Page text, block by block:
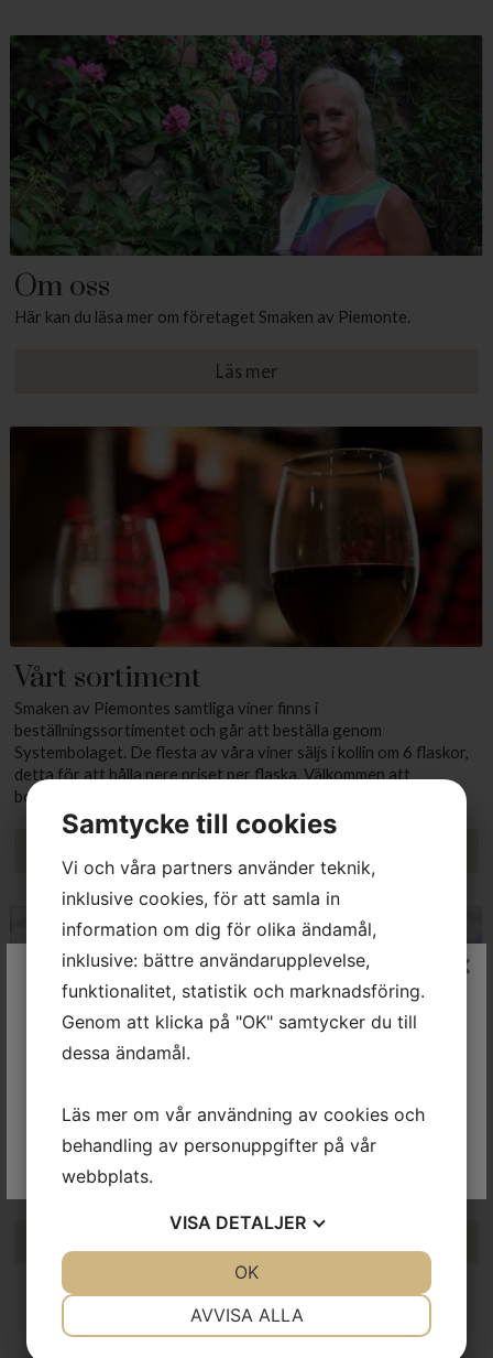
Välkommen till Smaken av
Piemonte
För att besöka denna sidan måste du vara över 25 år. Du
kan bekräfta din ålder genom att klicka på knappen nedan.
Ja, jag är 25 år eller äldre. Ta mig vidare till sidan!
×
Om oss
Här kan du läsa mer om företaget Smaken av Piemonte.
Läs mer
Vårt sortiment
Smaken av Piemontes samtliga viner finns i
beställningssortimentet och går att beställa genom
Systembolaget. De flesta av våra viner säljs i kollin om 6 flaskor,
detta för att hålla nere priset per flaska. Välkommen att
botanisera bland goda viner från Piemonte!
Producenter
Här finner du information om våra duktiga producenter.
Samtycke till cookies
Vi och våra partners använder teknik,
inklusive cookies, för att samla in
information om dig för olika ändamål,
inklusive: bättre användarupplevelse,
funktionalitet, statistik och marknadsföring.
Genom att klicka på "OK" samtycker du till
dessa ändamål.
Läs mer om vår användning av cookies och
behandling av personuppgifter på vår
webbplats.
VISA DETALJER
AVVISA ALLA
OK